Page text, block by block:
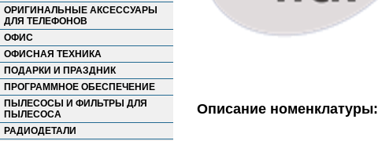
ОРИГИНАЛЬНЫЕ АКСЕССУАРЫ
ДЛЯ ТЕЛЕФОНОВ
ОФИС
ОФИСНАЯ ТЕХНИКА
ПОДАРКИ И ПРАЗДНИК
ПРОГРАММНОЕ ОБЕСПЕЧЕНИЕ
ПЫЛЕСОСЫ И ФИЛЬТРЫ ДЛЯ
ПЫЛЕСОСА
РАДИОДЕТАЛИ
Описание номенклатуры: